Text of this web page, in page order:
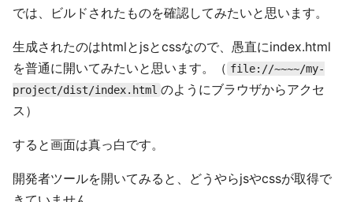
では、ビルドされたものを確認してみたいと思います。
生成されたのはhtmlとjsとcssなので、愚直にindex.html
を普通に開いてみたいと思います。（ file://~~~~/my-
project/dist/index.html のようにブラウザからアクセ
ス）
すると画面は真っ白です。
開発者ツールを開いてみると、どうやらjsやcssが取得で